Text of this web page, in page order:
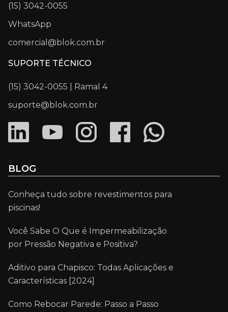
BLOG
(15) 3042-0055
WhatsApp
comercial@blok.com.br
SUPORTE TÉCNICO
(15) 3042-0055 | Ramal 4
suporte@blok.com.br
Conheça tudo sobre revestimentos para
piscinas!
Você Sabe O Que é Impermeabilização
por Pressão Negativa e Positiva?
Aditivo para Chapisco: Todas Aplicações e
Características [2024]
Como Rebocar Parede: Passo a Passo